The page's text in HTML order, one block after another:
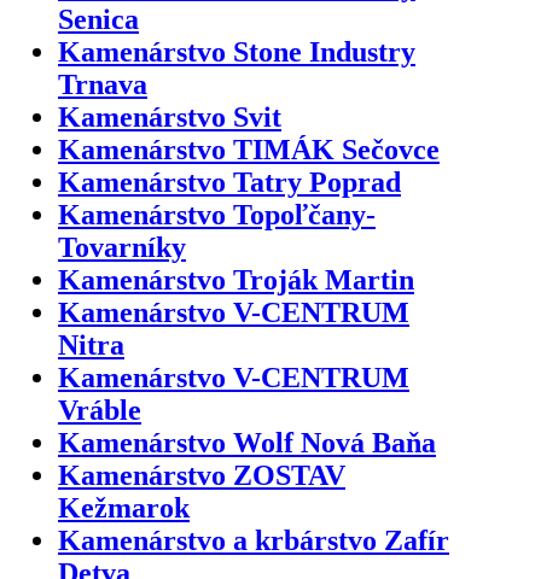
Senica
Kamenárstvo Stone Industry
Trnava
Kamenárstvo Svit
Kamenárstvo TIMÁK Sečovce
Kamenárstvo Tatry Poprad
Kamenárstvo Topoľčany-
Tovarníky
Kamenárstvo Troják Martin
Kamenárstvo V-CENTRUM
Nitra
Kamenárstvo V-CENTRUM
Vráble
Kamenárstvo Wolf Nová Baňa
Kamenárstvo ZOSTAV
Kežmarok
Kamenárstvo a krbárstvo Zafír